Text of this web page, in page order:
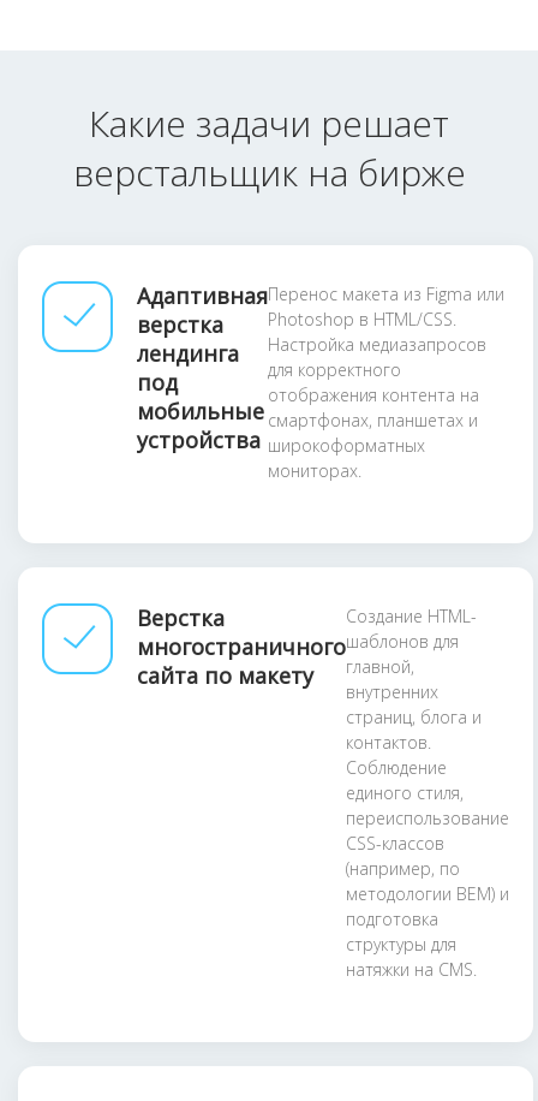
Какие задачи решает
верстальщик на бирже
Адаптивная
верстка
лендинга
под
мобильные
устройства
Перенос макета из Figma или
Photoshop в HTML/CSS.
Настройка медиазапросов
для корректного
отображения контента на
смартфонах, планшетах и
широкоформатных
мониторах.
Верстка
многостраничного
сайта по макету
Создание HTML-
шаблонов для
главной,
внутренних
страниц, блога и
контактов.
Соблюдение
единого стиля,
переиспользование
CSS-классов
(например, по
методологии BEM) и
подготовка
структуры для
натяжки на CMS.